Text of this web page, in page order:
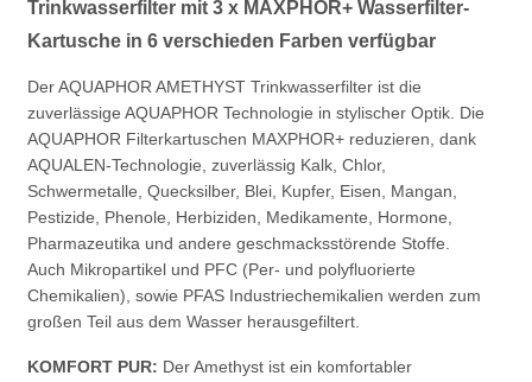
Trinkwasserfilter mit 3 x MAXPHOR+ Wasserfilter-
Kartusche in 6 verschieden Farben verfügbar
Der AQUAPHOR AMETHYST Trinkwasserfilter ist die
zuverlässige AQUAPHOR Technologie in stylischer Optik. Die
AQUAPHOR Filterkartuschen MAXPHOR+ reduzieren, dank
AQUALEN-Technologie, zuverlässig Kalk, Chlor,
Schwermetalle, Quecksilber, Blei, Kupfer, Eisen, Mangan,
Pestizide, Phenole, Herbiziden, Medikamente, Hormone,
Pharmazeutika und andere geschmacksstörende Stoffe.
Auch Mikropartikel und PFC (Per- und polyfluorierte
Chemikalien), sowie PFAS Industriechemikalien werden zum
großen Teil aus dem Wasser herausgefiltert.
KOMFORT PUR: Der Amethyst ist ein komfortabler